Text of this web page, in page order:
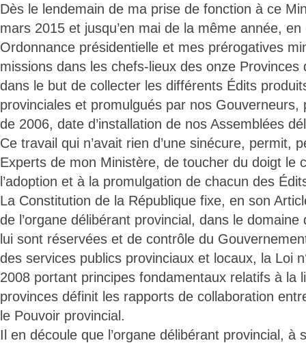
Dès le lendemain de ma prise de fonction à ce
mars 2015 et jusqu’en mai de la même année,
Ordonnance présidentielle et mes prérogatives
missions dans les chefs-lieux des onze Provinces
dans le but de collecter les différents Édits
provinciales et promulgués par nos Gouverneurs,
de 2006, date d’installation de nos Assemblées
Ce travail qui n’avait rien d’une sinécure, permit,
Experts de mon Ministère, de toucher du doigt le
l’adoption et à la promulgation de chacun des
La Constitution de la République fixe, en son
de l’organe délibérant provincial, dans le
lui sont réservées et de contrôle du
des services publics provinciaux et locaux, la Loi
2008 portant principes fondamentaux relatifs à la
provinces définit les rapports de collaboration
le Pouvoir provincial.
Il en découle que l’organe délibérant provincial, à